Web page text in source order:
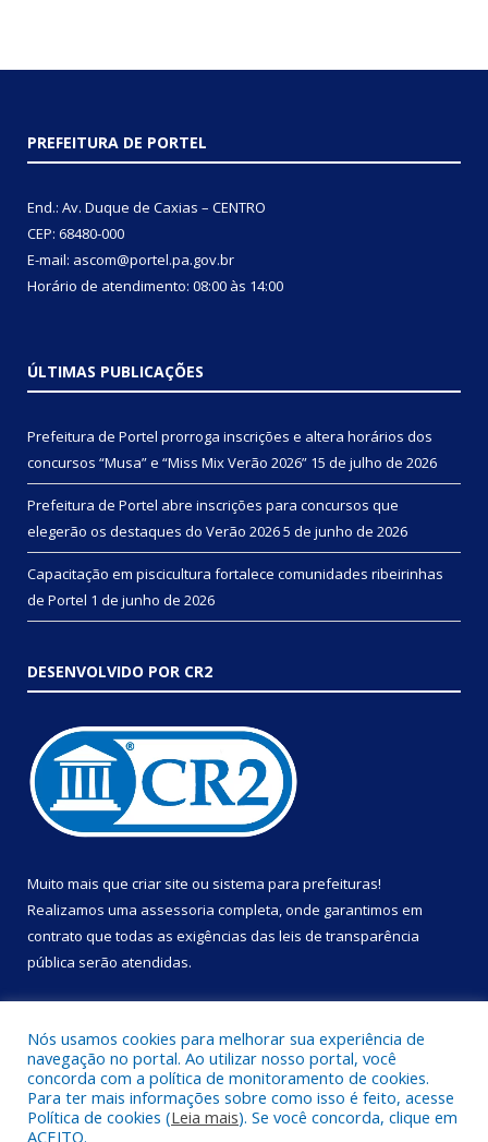
PREFEITURA DE PORTEL
End.: Av. Duque de Caxias – CENTRO
CEP: 68480-000
E-mail: ascom@portel.pa.gov.br
Horário de atendimento: 08:00 às 14:00
ÚLTIMAS PUBLICAÇÕES
Prefeitura de Portel prorroga inscrições e altera horários dos
concursos “Musa” e “Miss Mix Verão 2026” 15 de julho de 2026
Prefeitura de Portel abre inscrições para concursos que
elegerão os destaques do Verão 20265 de junho de 2026
Capacitação em piscicultura fortalece comunidades ribeirinhas
de Portel 1 de junho de 2026
DESENVOLVIDO POR CR2
Muito mais que criar site ou sistema para prefeituras!
Realizamos uma assessoria completa, onde garantimos em
contrato que todas as exigências das leis de transparência
pública serão atendidas.
Todos os direitos reservados a Prefeitura Municipal de Portel.
Nós usamos cookies para melhorar sua experiência de
navegação no portal. Ao utilizar nosso portal, você
concorda com a política de monitoramento de cookies.
Para ter mais informações sobre como isso é feito, acesse
Política de cookies (Leia mais). Se você concorda, clique em
ACEITO.